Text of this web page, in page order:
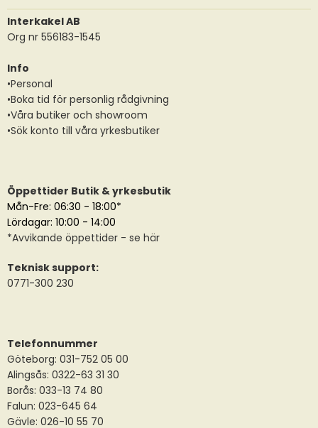
Interkakel AB
Org nr 556183-1545
Info
•Personal
•Boka tid för personlig rådgivning
•Våra butiker och showroom
•Sök konto till våra yrkesbutiker
Öppettider Butik & yrkesbutik
Mån-Fre: 06:30 - 18:00*
Lördagar: 10:00 - 14:00
*Avvikande öppettider - se här
Teknisk support:
0771-300 230
Telefonnummer
Göteborg: 031-752 05 00
Alingsås: 0322-63 31 30
Borås: 033-13 74 80
Falun: 023-645 64
Gävle: 026-10 55 70